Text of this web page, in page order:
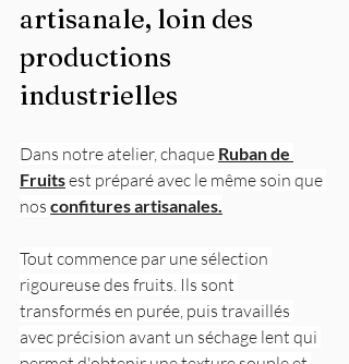
artisanale, loin des
productions
industrielles
Dans notre atelier, chaque Ruban de
Fruits est préparé avec le même soin que
nos confitures artisanales.
Tout commence par une sélection
rigoureuse des fruits. Ils sont
transformés en purée, puis travaillés
avec précision avant un séchage lent qui